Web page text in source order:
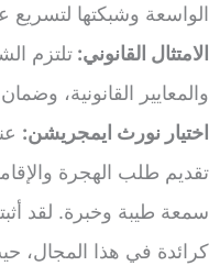
الواسعة وشبكتها
الامتثال القانوني: تلتزم
والمعايير القانونية،
اختيار نورث ايمجريشن:
تقديم طلب الهجرة
سمعة طيبة وخبرة. لقد
كرائدة في هذا المجال،